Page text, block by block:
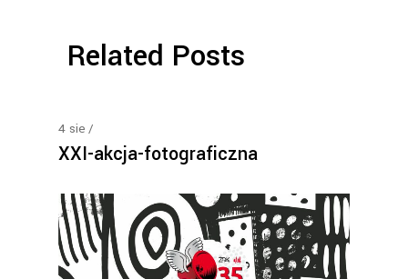
Related Posts
4 sie
XXI-akcja-fotograficzna